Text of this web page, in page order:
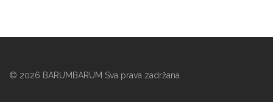
© 2026 BARUMBARUM Sva prava zadržana